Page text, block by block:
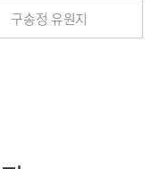
구송정 유원지